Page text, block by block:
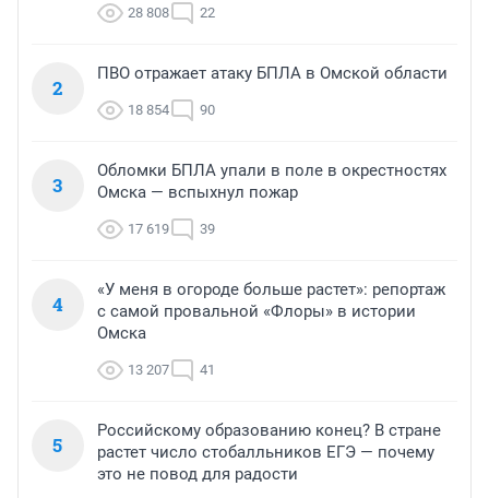
28 808 22
2
ПВО отражает атаку БПЛА в Омской области
18 854 90
3
Обломки БПЛА упали в поле в окрестностях
Омска — вспыхнул пожар
17 619 39
4
«У меня в огороде больше растет»: репортаж
с самой провальной «Флоры» в истории
Омска
13 207 41
5
Российскому образованию конец? В стране
растет число стобалльников ЕГЭ — почему
это не повод для радости